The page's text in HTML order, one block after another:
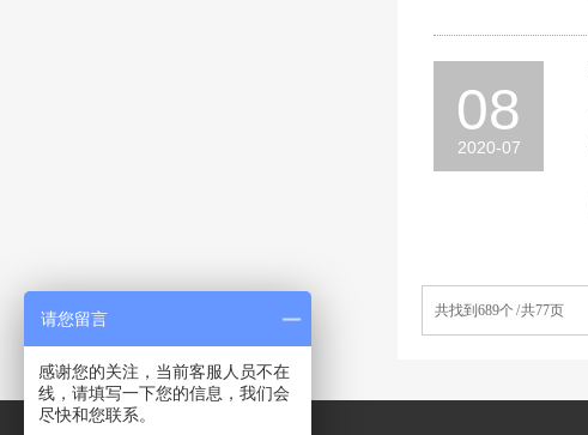
08
2020-07
共找到689个 / 共77页
请您留言
感谢您的关注，当前客服人员不在
线，请填写一下您的信息，我们会
尽快和您联系。